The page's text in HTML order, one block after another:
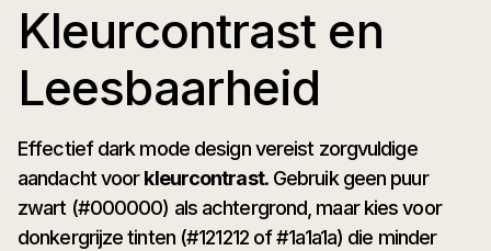
Kleurcontrast en
Leesbaarheid
Effectief dark mode design vereist zorgvuldige
aandacht voorkleurcontrast. Gebruik geen puur
zwart (#000000) als achtergrond, maar kies voor
donkergrijze tinten (#121212 of #1a1a1a) die minder